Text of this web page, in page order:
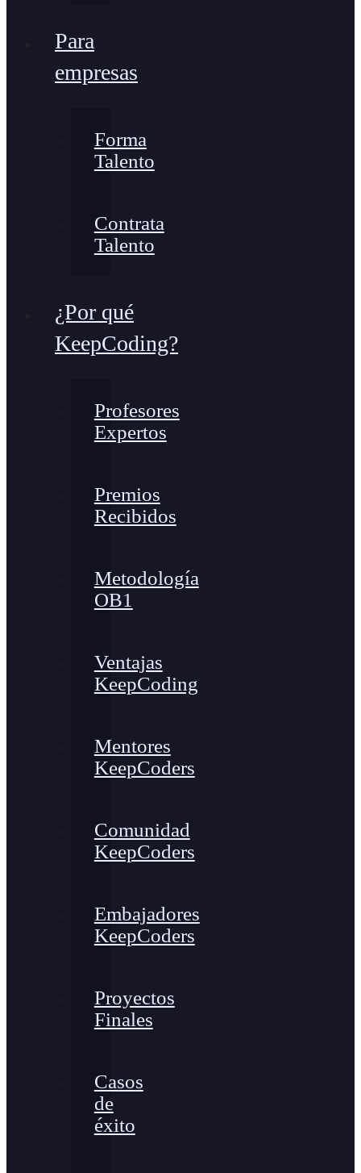
Para
empresas
Forma
Talento
Contrata
Talento
¿Por qué
KeepCoding?
Profesores
Expertos
Premios
Recibidos
Metodología
OB1
Ventajas
KeepCoding
Mentores
KeepCoders
Comunidad
KeepCoders
Embajadores
KeepCoders
Proyectos
Finales
Casos
de
éxito